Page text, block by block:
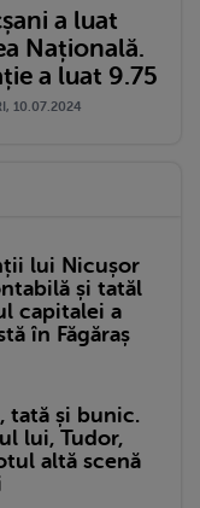
a luat
Națională.
a luat 9.75
10.07.2024
lui Nicușor
și tatăl
capitalei a
în Făgăraș
tată și bunic.
lui, Tudor,
altă scenă